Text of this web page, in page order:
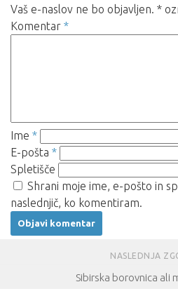
Vaš e-naslov ne bo objavljen. *
Komentar *
Ime *
E-pošta *
Spletišče
Shrani moje ime, e-pošto in
naslednjič, ko komentiram.
NASLEDNJA
Sibirska borovnica ali